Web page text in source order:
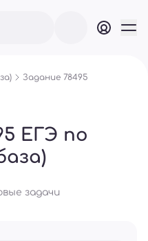
Задание 78495
ЕГЭ по
задачи